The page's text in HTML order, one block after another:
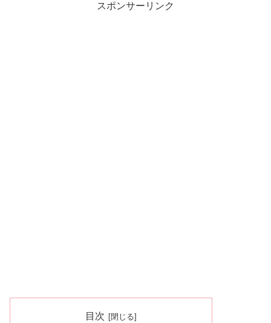
スポンサーリンク
目次